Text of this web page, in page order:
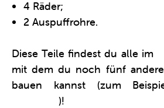
4 Räder;
2 Auspuffrohre.
Diese Teile findest du alle im
mit dem du noch fünf
bauen kannst (zum
)!